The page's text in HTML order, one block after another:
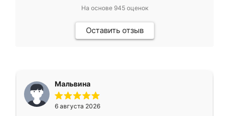
На основе 945оценок
Оставить отзыв
Мальвина
6 августа 2026